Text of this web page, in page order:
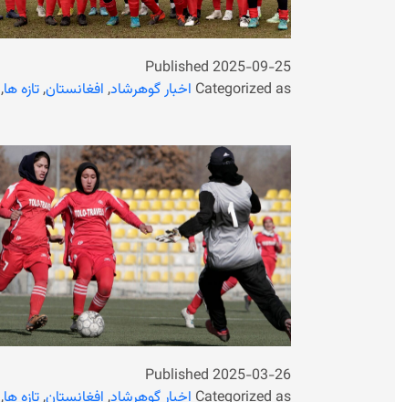
Published 2025-09-25
Categorized as اخبار گوهرشاد, افغانستان,تازه ها,
Published 2025-03-26